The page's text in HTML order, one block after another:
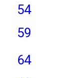
54
59
64